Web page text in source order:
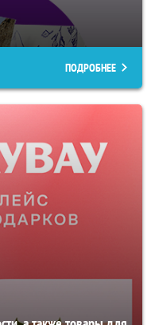
ПОДРОБНЕЕ